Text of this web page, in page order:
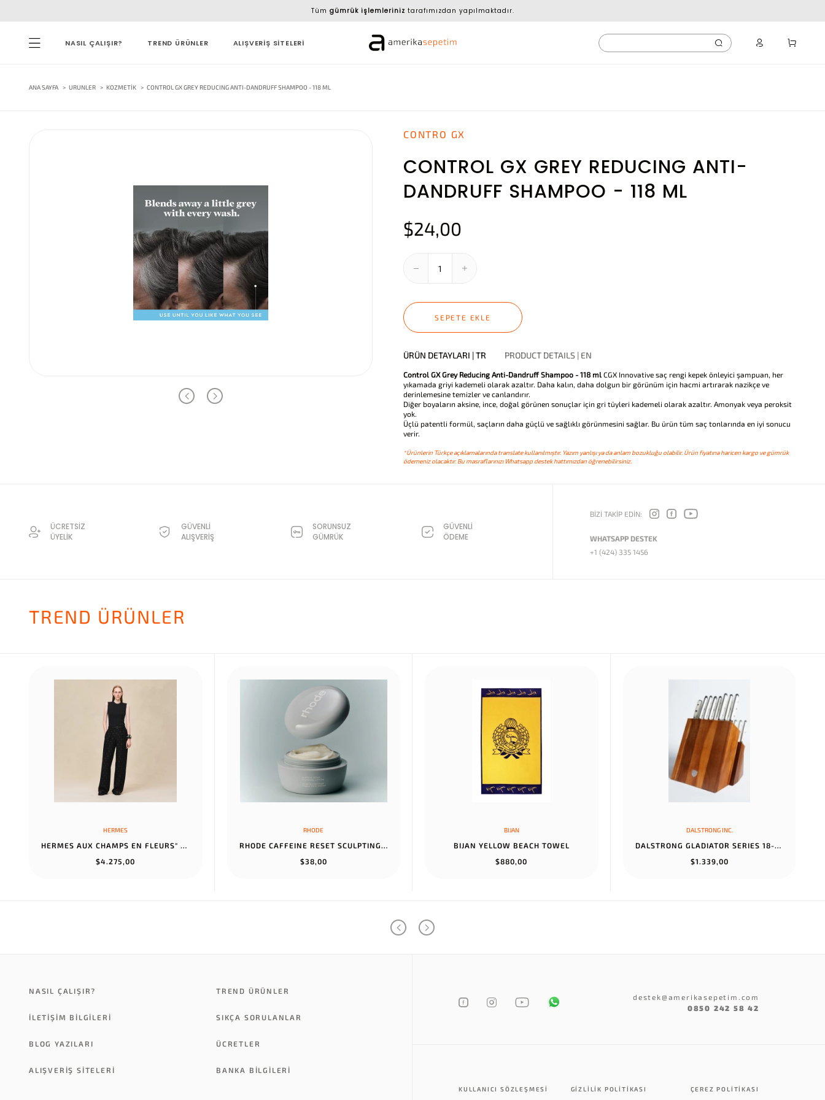
Tüm gümrük işlemleriniz tarafımızdan yapılmaktadır.
NASIL ÇALIŞIR? TREND ÜRÜNLER ALIŞVERİŞ SİTELERİ
ANA SAYFA URUNLER KOZMETIK CONTROL GX GREY REDUCING ANTI-DANDRUFF SHAMPOO - 118 ML
CONTRO GX
CONTROL GX GREY REDUCING ANTI-
DANDRUFF SHAMPOO - 118 ML
$24,00
SEPETE EKLE
ÜRÜN DETAYLARI | TR PRODUCT DETAILS | EN
Control GX Grey Reducing Anti-Dandruff Shampoo - 118 ml CGX Innovative saç rengi kepek önleyici şampuan, her
yıkamada griyi kademeli olarak azaltır. Daha kalın, daha dolgun bir görünüm için hacmi artırarak nazikçe ve
derinlemesine temizler ve canlandırır.
Diğer boyaların aksine, ince, doğal görünen sonuçlar için gri tüyleri kademeli olarak azaltır. Amonyak veya peroksit
yok.
Üçlü patentli formül, saçların daha güçlü ve sağlıklı görünmesini sağlar. Bu ürün tüm saç tonlarında en iyi sonucu
verir.
*Ürünlerin Türkçe açıklamalarında translate kullanılmıştır. Yazım yanlışı ya da anlam bozukluğu olabilir. Ürün fiyatına haricen kargo ve gümrük
ödemeniz olacaktır. Bu masraflarınızı Whatsapp destek hattımızdan öğrenebilirsiniz.
ÜCRETSİZ
ÜYELİK
GÜVENLİ
ALIŞVERİŞ
SORUNSUZ
GÜMRÜK
GÜVENLİ
ÖDEME
BİZİ TAKİP EDİN:
WHATSAPP DESTEK
+1 (424) 335 1456
TREND ÜRÜNLER
HERMES
HERMES AUX CHAMPS EN FLEURS" PANTS NOIR
$4.275,00
RHODE
RHODE CAFFEINE RESET SCULPTING CREAM MASK
$38,00
BIJAN
BIJAN YELLOW BEACH TOWEL
$880,00
DALSTRONG INC.
DALSTRONG GLADIATOR SERIES 18-PIECE COLOSSAL KNIFE SET WITH BLOCK...
$1.339,00
NASIL ÇALIŞIR? TREND ÜRÜNLER
İLETİŞİM BİLGİLERİ SIKÇA SORULANLAR
BLOG YAZILARI ÜCRETLER
ALIŞVERİŞ SİTELERİ BANKA BILGILERI
destek@amerikasepetim.com
0850 242 58 42
KULLANICI SÖZLEŞMESI GIZLILIK POLITIKASI ÇEREZ POLITIKASI